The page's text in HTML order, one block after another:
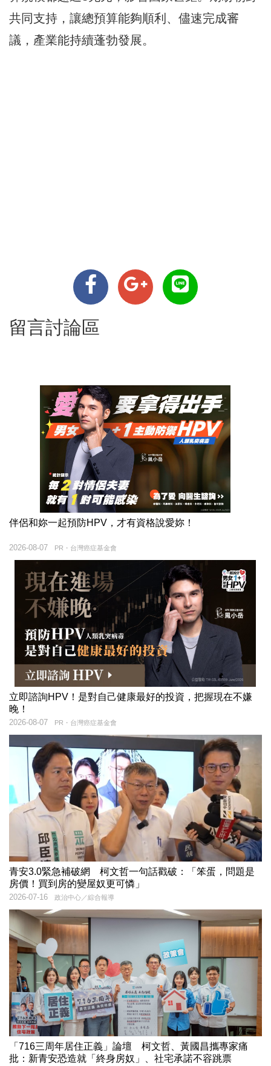
共同支持，讓總預算能夠順利、儘速完成審
議，產業能持續蓬勃發展。
留言討論區
伴侶和妳一起預防HPV，才有資格說愛妳！
PR・台灣癌症基金會
2026-08-07
立即諮詢HPV！是對自己健康最好的投資，把握現在不嫌
晚！
PR・台灣癌症基金會
2026-08-07
青安3.0緊急補破網 柯文哲一句話戳破：「笨蛋，問題是
房價！買到房的變屋奴更可憐」
政治中心／綜合報導
2026-07-16
「716三周年居住正義」論壇 柯文哲、黃國昌攜專家痛
批：新青安恐造就「終身房奴」、社宅承諾不容跳票